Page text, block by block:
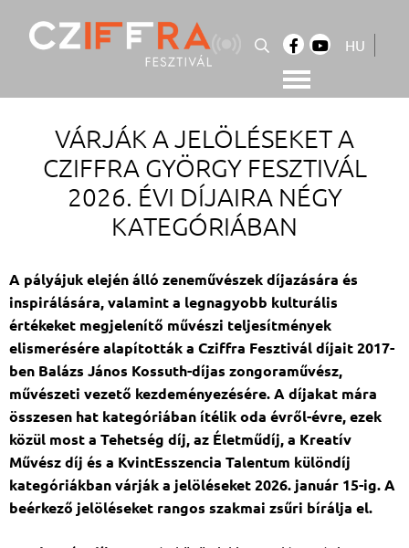
content
HU
VÁRJÁK A JELÖLÉSEKET A
CZIFFRA GYÖRGY FESZTIVÁL
2026. ÉVI DÍJAIRA NÉGY
KATEGÓRIÁBAN
A pályájuk elején álló zeneművészek díjazására és
inspirálására, valamint a legnagyobb kulturális
értékeket megjelenítő művészi teljesítmények
elismerésére alapították a Cziffra Fesztivál díjait 2017-
ben Balázs János Kossuth-díjas zongoraművész,
művészeti vezető kezdeményezésére. A díjakat mára
összesen hat kategóriában ítélik oda évről-évre, ezek
közül most a Tehetség díj, az Életműdíj, a Kreatív
Művész díj és a KvintEsszencia Talentum különdíj
kategóriákban várják a jelöléseket 2026. január 15-ig. A
beérkező jelöléseket rangos szakmai zsűri bírálja el.